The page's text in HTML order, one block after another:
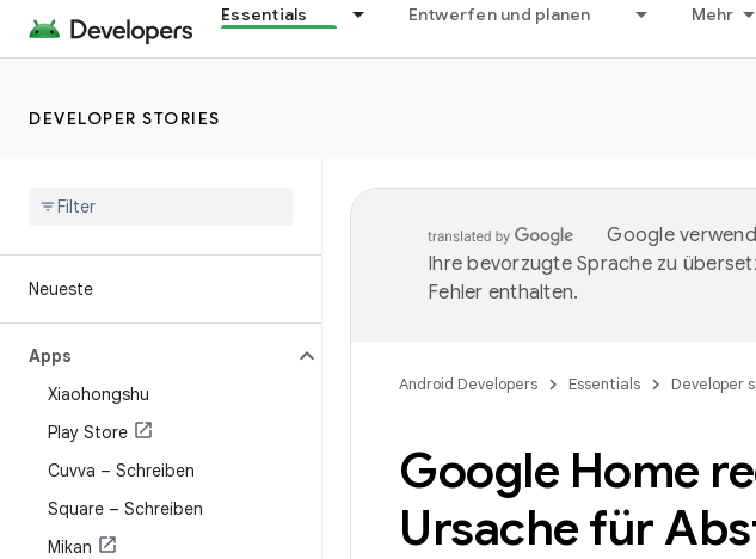
Essentials Entwerfen und planen Mehr
DEVELOPER STORIES
Neueste
Apps
Xiaohongshu
Play Store
Cuvva – Schreiben
Square – Schreiben
Mikan
Google
Ihre bevorzugte Sprache zu
Fehler enthalten.
Android Developers Essentials Developer
Google Home
Ursache für